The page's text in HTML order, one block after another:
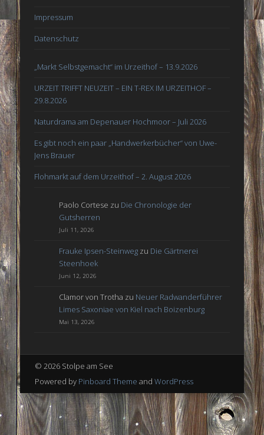
Impressum
Datenschutz
„Markt Selbstgemacht“ im Urzeithof – 13.9.2026
URZEIT TRIFFT NEUZEIT – EIN T-REX IM URZEITHOF –
29.8.2026
Naturdrama am Depenauer Hochmoor – Juli 2026
Es gibt noch ein paar „Handwerkerbücher“ von Uwe-
Jens Brauer
Flohmarkt auf dem Urzeithof – 2. August 2026
Paolo Cortese zu Die Chronologie der
Gutsherren
Juli 11, 2026
Frauke Ipsen-Steinweg zu Die Gärtnerei
Steenhoek
Juni 12, 2026
Clamor von Trotha zu Neuer Radwanderführer
Limes Saxoniae von Kiel nach Boizenburg
Mai 13, 2026
© 2026 Stolpe am See
Powered by Pinboard Theme and WordPress